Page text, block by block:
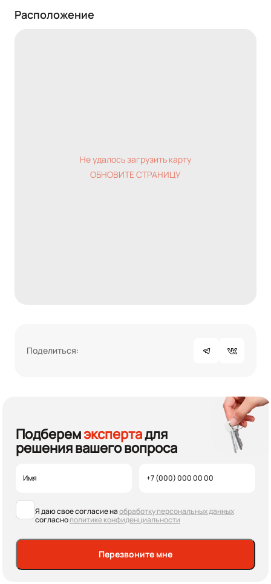
Расположение
Не удалось загрузить карту
ОБНОВИТЕ СТРАНИЦУ
Поделиться:
Подберемэкспертадля
решения вашего вопроса
Я даю свое согласие наобработку персональных данных
согласнополитике конфиденциальности
Перезвоните мне